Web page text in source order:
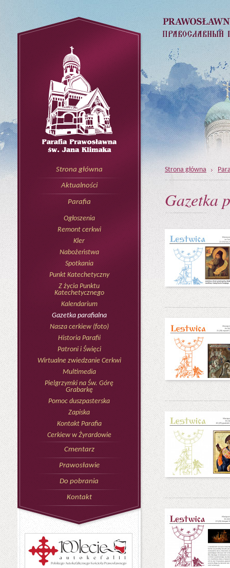
Strona główna
Aktualności
Parafia
Ogłoszenia
Remont cerkwi
Kler
Nabożeństwa
Spotkania
Punkt Katechetyczny
Z życia Punktu
Katechetycznego
Kalendarium
Gazetka parafialna
Nasza cerkiew (foto)
Historia Parafii
Patroni i Święci
Wirtualne zwiedzanie Cerkwi
Multimedia
Pielgrzymki na Św. Górę
Grabarkę
Pomoc duszpasterska
Zapiska
Kontakt Parafia
Cerkiew w Żyrardowie
Cmentarz
Prawosławie
Do pobrania
Kontakt
Strona główna
Gazetka